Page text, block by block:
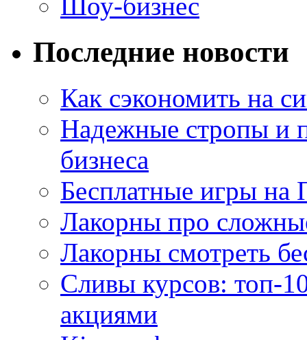
Шоу-бизнес
Последние новости
Как сэкономить на
Надежные стропы и
бизнеса
Бесплатные игры на
Лакорны про
Лакорны смотреть
Сливы курсов: топ-
акциями